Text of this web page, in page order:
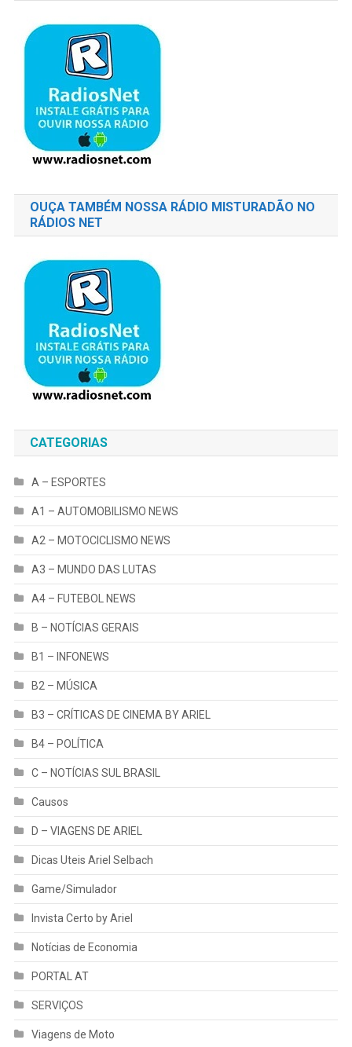
OUÇA TAMBÉM NOSSA RÁDIO MISTURADÃO NO
RÁDIOS NET
CATEGORIAS
A – ESPORTES
A1 – AUTOMOBILISMO NEWS
A2 – MOTOCICLISMO NEWS
A3 – MUNDO DAS LUTAS
A4 – FUTEBOL NEWS
B – NOTÍCIAS GERAIS
B1 – INFONEWS
B2 – MÚSICA
B3 – CRÍTICAS DE CINEMA BY ARIEL
B4 – POLÍTICA
C – NOTÍCIAS SUL BRASIL
Causos
D – VIAGENS DE ARIEL
Dicas Uteis Ariel Selbach
Game/Simulador
Invista Certo by Ariel
Notícias de Economia
PORTAL AT
SERVIÇOS
Viagens de Moto